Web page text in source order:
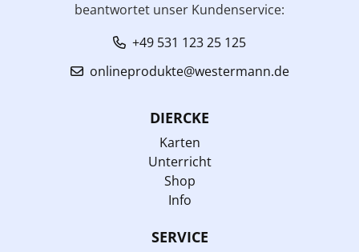
beantwortet unser Kundenservice:
+49 531 123 25 125
onlineprodukte@westermann.de
DIERCKE
Karten
Unterricht
Shop
Info
SERVICE